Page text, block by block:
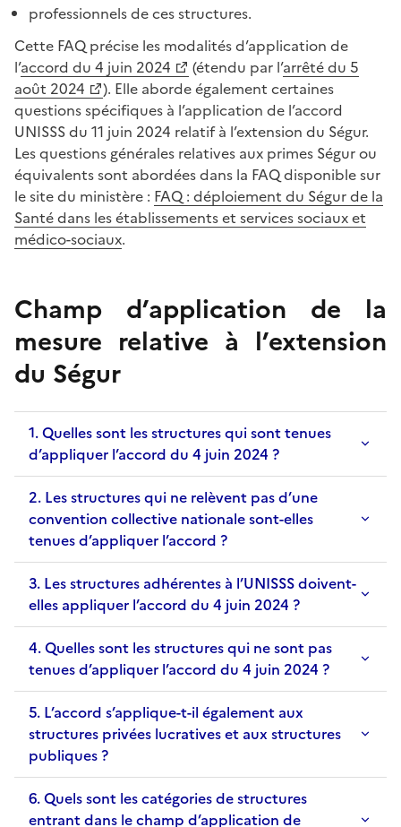
professionnels de ces structures.
Cette FAQ précise les modalités d’application de
l’accord du 4 juin 2024 (étendu par l’arrêté du 5
août 2024
). Elle aborde également certaines
questions spécifiques à l’application de l’accord
UNISSS du 11 juin 2024 relatif à l’extension du Ségur.
Les questions générales relatives aux primes Ségur ou
équivalents sont abordées dans la FAQ disponible sur
le site du ministère : FAQ : déploiement du Ségur de la
Santé dans les établissements et services sociaux et
médico-sociaux.
Champ d’application de la
mesure relative à l’extension
du Ségur
1. Quelles sont les structures qui sont tenues
d’appliquer l’accord du 4 juin 2024 ?
2. Les structures qui ne relèvent pas d’une
convention collective nationale sont-elles
tenues d’appliquer l’accord ?
3. Les structures adhérentes à l’UNISSS doivent-
elles appliquer l’accord du 4 juin 2024 ?
4. Quelles sont les structures qui ne sont pas
tenues d’appliquer l’accord du 4 juin 2024 ?
5. L’accord s’applique-t-il également aux
structures privées lucratives et aux structures
publiques ?
6. Quels sont les catégories de structures
entrant dans le champ d’application de